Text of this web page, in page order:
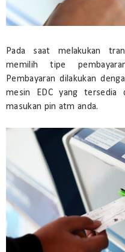
Pada saat melakukan
memilih tipe
Pembayaran dilakukan
mesin EDC yang tersedia
masukan pin atm anda.